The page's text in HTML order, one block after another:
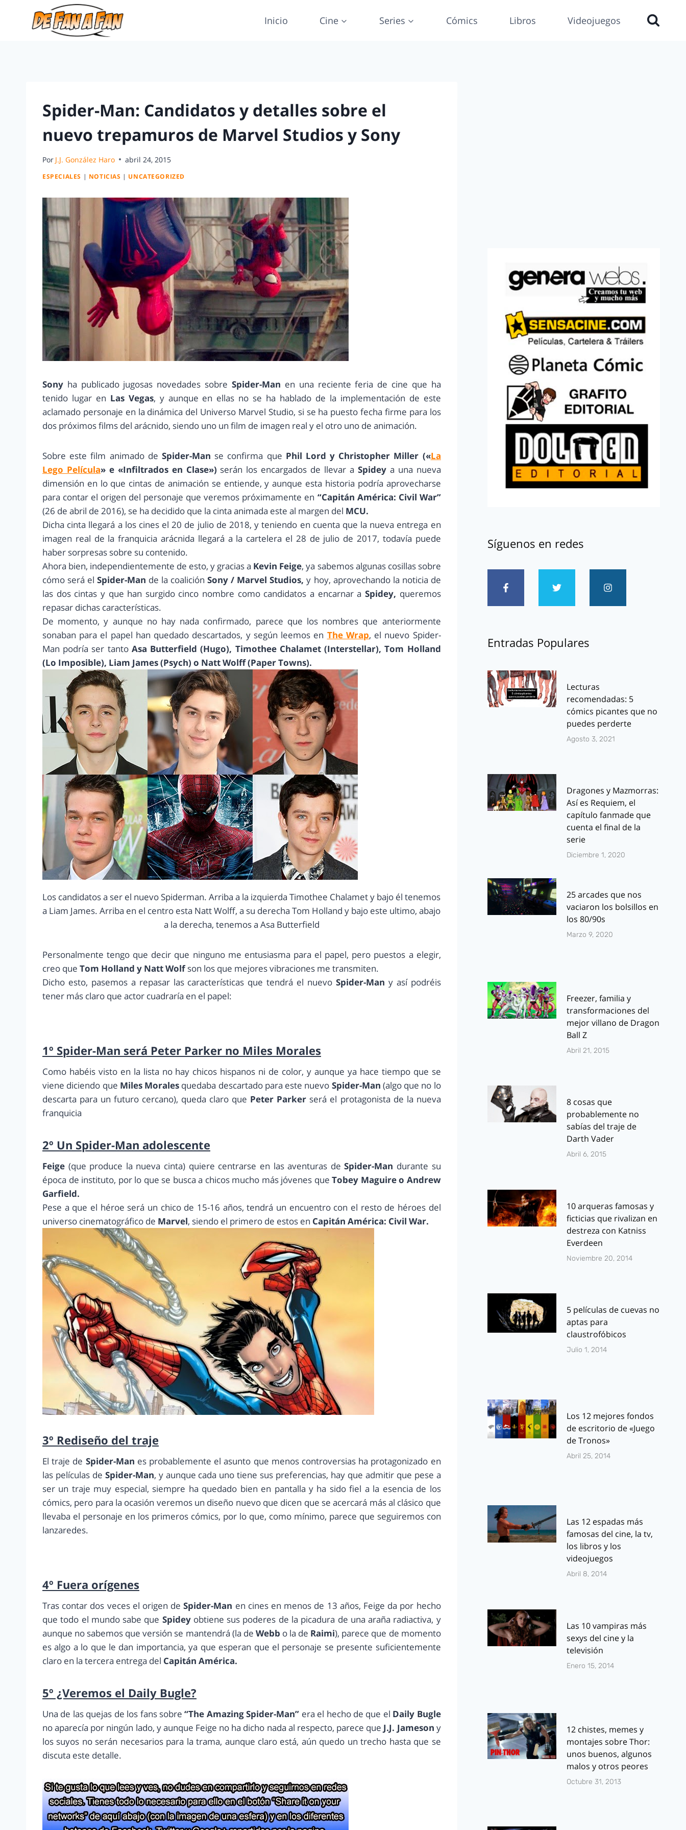
Inicio Cine Series Cómics Libros Videojuegos
Spider-Man: Candidatos y detalles sobre el
nuevo trepamuros de Marvel Studios y Sony
Por J.J. González Haro abril 24, 2015
ESPECIALES | NOTICIAS | UNCATEGORIZED
Sony ha publicado jugosas novedades sobre Spider-Man en una reciente feria de cine que ha
tenido lugar en Las Vegas, y aunque en ellas no se ha hablado de la implementación de este
aclamado personaje en la dinámica del Universo Marvel Studio, si se ha puesto fecha firme para los
dos próximos films del arácnido, siendo uno un film de imagen real y el otro uno de animación.
Sobre este film animado de Spider-Man se confirma que Phil Lord y Christopher Miller («La
Lego Película» e «Infiltrados en Clase») serán los encargados de llevar a Spideya una nueva
dimensión en lo que cintas de animación se entiende, y aunque esta historia podría aprovecharse
para contar el origen del personaje que veremos próximamente en “Capitán América: Civil War”
(26 de abril de 2016), se ha decidido que la cinta animada este al margen del MCU.
Dicha cinta llegará a los cines el 20 de julio de 2018, y teniendo en cuenta que la nueva entrega en
imagen real de la franquicia arácnida llegará a la cartelera el 28 de julio de 2017, todavía puede
haber sorpresas sobre su contenido.
Ahora bien, independientemente de esto, y gracias a Kevin Feige, ya sabemos algunas cosillas sobre
cómo será elSpider-Man de la coalición Sony / Marvel Studios,y hoy, aprovechando la noticia de
las dos cintas y que han surgido cinco nombre como candidatos a encarnar a Spidey, queremos
repasar dichas características.
De momento, y aunque no hay nada confirmado, parece que los nombres que anteriormente
sonaban para el papel han quedado descartados, y según leemos en The Wrap, el nuevo Spider-
Man podría ser tanto Asa Butterfield (Hugo), Timothee Chalamet (Interstellar), Tom Holland
(Lo Imposible), Liam James (Psych) o Natt Wolff (Paper Towns).
Los candidatos a ser el nuevo Spiderman. Arriba a la izquierda Timothee Chalamet y bajo él tenemos
a Liam James. Arriba en el centro esta Natt Wolff, a su derecha Tom Holland y bajo este ultimo, abajo
a la derecha, tenemos a Asa Butterfield
Personalmente tengo que decir que ninguno me entusiasma para el papel, pero puestos a elegir,
creo que Tom Holland y Natt Wolfson los que mejores vibraciones me transmiten.
Dicho esto, pasemos a repasar las características que tendrá el nuevo Spider-Man y así podréis
tener más claro que actor cuadraría en el papel:
1º Spider-Man será Peter Parker no Miles Morales
Como habéis visto en la lista no hay chicos hispanos ni de color, y aunque ya hace tiempo que se
viene diciendo que Miles Morales quedaba descartado para este nuevo Spider-Man (algo que no lo
descarta para un futuro cercano), queda claro que Peter Parker será el protagonista de la nueva
franquicia
2º Un Spider-Man adolescente
Feige (que produce la nueva cinta) quiere centrarse en las aventuras deSpider-Man durante su
época de instituto, por lo que se busca a chicos mucho más jóvenes queTobey Maguire o Andrew
Garfield.
Pese a que el héroe será un chico de 15-16 años, tendrá un encuentro con el resto de héroes del
universo cinematográfico de Marvel, siendo el primero de estos en Capitán América: Civil War.
3º Rediseño del traje
El traje de Spider-Man es probablemente el asunto que menos controversias ha protagonizado en
las películas de Spider-Man, y aunque cada uno tiene sus preferencias, hay que admitir que pese a
ser un traje muy especial, siempre ha quedado bien en pantalla y ha sido fiel a la esencia de los
cómics, pero para la ocasión veremos un diseño nuevo que dicen que se acercará más al clásico que
llevaba el personaje en los primeros cómics, por lo que, como mínimo, parece que seguiremos con
lanzaredes.
4º Fuera orígenes
Tras contar dos veces el origen de Spider-Man en cines en menos de 13 años, Feige da por hecho
que todo el mundo sabe que Spideyobtiene sus poderes de la picadura de una araña radiactiva, y
aunque no sabemos que versión se mantendrá (la de Webb o la de Raimi), parece que de momento
es algo a lo que le dan importancia, ya que esperan que el personaje se presente suficientemente
claro en la tercera entrega del Capitán América.
5º ¿Veremos el Daily Bugle?
Una de las quejas de los fans sobre“The Amazing Spider-Man” era el hecho de que el Daily Bugle
no aparecía por ningún lado, y aunque Feige no ha dicho nada al respecto, parece que J.J. Jameson y
los suyos no serán necesarios para la trama, aunque claro está, aún quedo un trecho hasta que se
discuta este detalle.
Síguenos en redes
Entradas Populares
Lecturas
recomendadas: 5
cómics picantes que no
puedes perderte
Agosto 3, 2021
Dragones y Mazmorras:
Así es Requiem, el
capítulo fanmade que
cuenta el final de la
serie
Diciembre 1, 2020
25 arcades que nos
vaciaron los bolsillos en
los 80/90s
Marzo 9, 2020
Freezer, familia y
transformaciones del
mejor villano de Dragon
Ball Z
Abril 21, 2015
8 cosas que
probablemente no
sabías del traje de
Darth Vader
Abril 6, 2015
10 arqueras famosas y
ficticias que rivalizan en
destreza con Katniss
Everdeen
Noviembre 20, 2014
5 películas de cuevas no
aptas para
claustrofóbicos
Julio 1, 2014
Los 12 mejores fondos
de escritorio de «Juego
de Tronos»
Abril 25, 2014
Las 12 espadas más
famosas del cine, la tv,
los libros y los
videojuegos
Abril 8, 2014
Las 10 vampiras más
sexys del cine y la
televisión
Enero 15, 2014
12 chistes, memes y
montajes sobre Thor:
unos buenos, algunos
malos y otros peores
Octubre 31, 2013